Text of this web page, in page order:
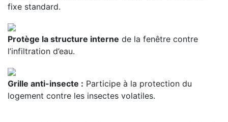
fixe standard.
Protège la structure interne de la fenêtre contre
l’infiltration d’eau.
Grille anti-insecte : Participe à la protection du
logement contre les insectes volatiles.